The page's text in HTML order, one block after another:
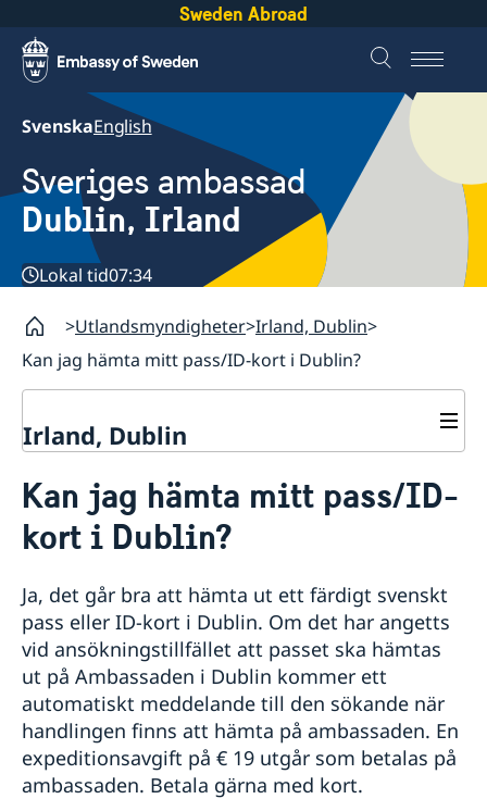
Sweden Abroad
SvenskaEnglish
Sveriges ambassad
Dublin, Irland
Lokal tid07:34
Utlandsmyndigheter Irland, Dublin
Kan jag hämta mitt pass/ID-kort i Dublin?
Irland, Dublin
Om oss
Ambassadens personal
Så stöttar vi svenska företag
Team Sweden
Så kan du få stöd
Svenska företag i Irland
Anmäl handelshinder
Nyheter
Nationaldagsfirande på ambassaden 8/6
Kalendarium
Lediga tjänster
Welcome Sweden-program
Kan jag hämta mitt pass/ID-
kort i Dublin?
Ja, det går bra att hämta ut ett färdigt svenskt
pass eller ID-kort i Dublin. Om det har angetts
vid ansökningstillfället att passet ska hämtas
ut på Ambassaden i Dublin kommer ett
automatiskt meddelande till den sökande när
handlingen finns att hämta på ambassaden. En
expeditionsavgift på € 19 utgår som betalas på
ambassaden. Betala gärna med kort.